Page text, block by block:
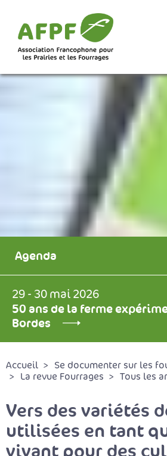
Agenda
29 - 30 mai 2026
50 ans de la ferme
Bordes
Accueil
Se documenter sur les
La revue Fourrages
Tous les
Vers des variétés
utilisées en tant
vivant pour des